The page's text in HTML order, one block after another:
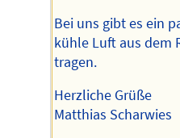
Bei uns gibt es ein
kühle Luft aus dem
tragen.
Herzliche Grüße
Matthias Scharwies